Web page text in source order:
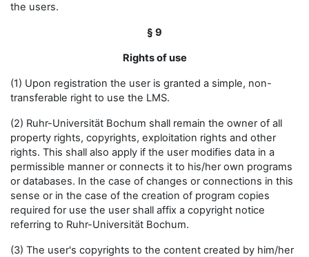
the users.
§ 9
Rights of use
(1) Upon registration the user is granted a simple, non-
transferable right to use the LMS.
(2) Ruhr-Universität Bochum shall remain the owner of all
property rights, copyrights, exploitation rights and other
rights. This shall also apply if the user modifies data in a
permissible manner or connects it to his/her own programs
or databases. In the case of changes or connections in this
sense or in the case of the creation of program copies
required for use the user shall affix a copyright notice
referring to Ruhr-Universität Bochum.
(3) The user's copyrights to the content created by him/her